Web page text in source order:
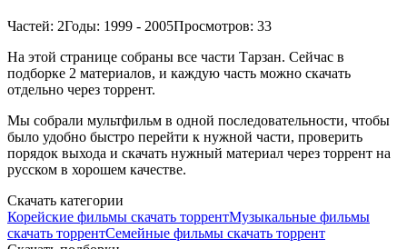
Частей: 2Годы: 1999 - 2005Просмотров: 33
На этой странице собраны все части Тарзан. Сейчас в
подборке 2 материалов, и каждую часть можно скачать
отдельно через торрент.
Мы собрали мультфильм в одной последовательности, чтобы
было удобно быстро перейти к нужной части, проверить
порядок выхода и скачать нужный материал через торрент на
русском в хорошем качестве.
Скачать категории
Корейские фильмы скачать торрентМузыкальные фильмы
скачать торрентСемейные фильмы скачать торрент